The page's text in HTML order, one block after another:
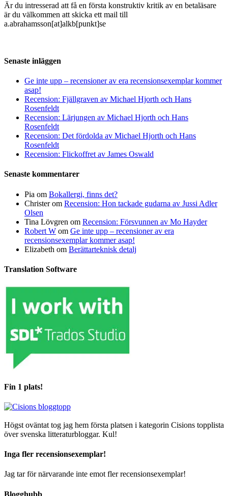
Är du intresserad att få en första konstruktiv kritik av en betaläsare
är du välkommen att skicka ett mail till
a.abrahamsson[at]alkb[punkt]se
Senaste inläggen
Ge inte upp – recensioner av era recensionsexemplar kommer
asap!
Recension: Fjällgraven av Michael Hjorth och Hans
Rosenfeldt
Recension: Lärjungen av Michael Hjorth och Hans
Rosenfeldt
Recension: Det fördolda av Michael Hjorth och Hans
Rosenfeldt
Recension: Flickoffret av James Oswald
Senaste kommentarer
Pia om Bokallergi, finns det?
Christerom Recension: Hon tackade gudarna av Jussi Adler
Olsen
Tina Lövgren om Recension: Försvunnen av Mo Hayder
Robert W om Ge inte upp – recensioner av era
recensionsexemplar kommer asap!
Elizabeth om Berättarteknisk detalj
Translation Software
Fin 1 plats!
Högst oväntat tog jag hem första platsen i kategorin Cisions topplista
över svenska litteraturbloggar. Kul!
Inga fler recensionsexemplar!
Jag tar för närvarande inte emot fler recensionsexemplar!
Blogghubb